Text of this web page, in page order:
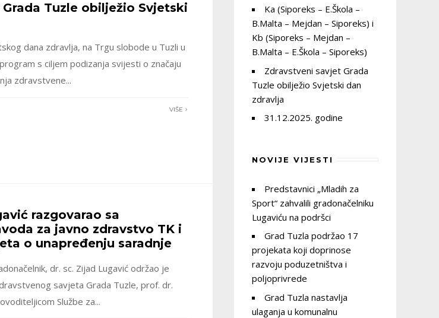
Tuzle obilježio Svjetski
dana zdravlja, na Trgu slobode u Tuzli u
s ciljem podizanja svijesti o značaju
zdravstvene...
VIŠE
razgovarao sa
za javno zdravstvo TK i
o unapređenju saradnje
dr. sc. Zijad Lugavić održao je
savjeta Grada Tuzle, prof. dr.
Službe za...
Ka (Siporeks – E.Škola –
B.Malta – Mejdan – Siporeks) i
Kb (Siporeks – Mejdan –
B.Malta – E.Škola – Siporeks)
Zdravstveni savjet Grada
Tuzle obilježio Svjetski dan
zdravlja
31.12.2025. godine
NOVIJE VIJESTI
Predstavnici „Mladih za
Sport“ zahvalili gradonačelniku
Lugaviću na podršci
Grad Tuzla podržao 17
projekata koji doprinose
razvoju poduzetništva i
poljoprivrede
Grad Tuzla nastavlja
ulaganja u komunalnu